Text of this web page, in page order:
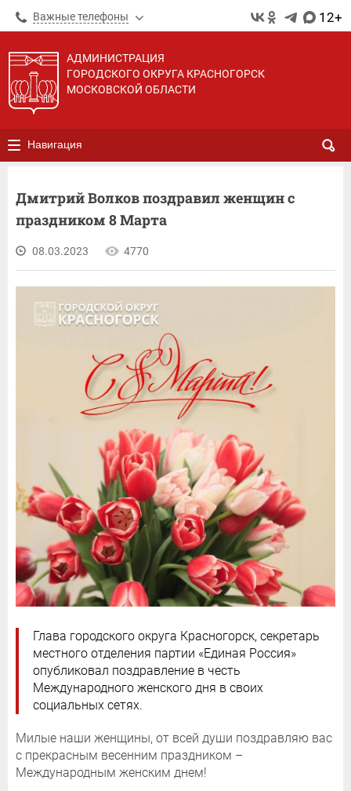
Важные телефоны 12+
АДМИНИСТРАЦИЯ
ГОРОДСКОГО ОКРУГА КРАСНОГОРСК
МОСКОВСКОЙ ОБЛАСТИ
Навигация
Дмитрий Волков поздравил женщин с
праздником 8 Марта
08.03.2023 4770
Глава городского округа Красногорск, секретарь
местного отделения партии «Единая Россия»
опубликовал поздравление в честь
Международного женского дня в своих
социальных сетях.
Милые наши женщины, от всей души поздравляю вас
с прекрасным весенним праздником –
Международным женским днем!